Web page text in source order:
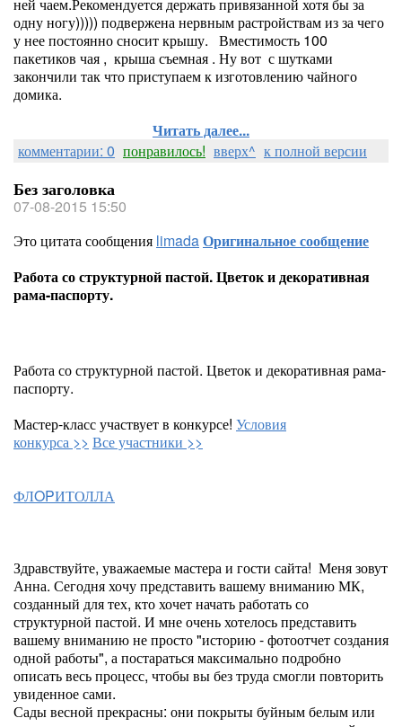
ней чаем.Рекомендуется держать привязанной хотя бы за
одну ногу))))) подвержена нервным растройствам из за чего
у нее постоянно сносит крышу. Вместимость 100
пакетиков чая , крыша съемная . Ну вот с шутками
закончили так что приступаем к изготовлению чайного
домика.
Читать далее...
комментарии: 0 понравилось! вверх^ к полной версии
Без заголовка
07-08-2015 15:50
Это цитата сообщения limadaОригинальное сообщение
Работа со структурной пастой. Цветок и декоративная
рама-паспорту.
Работа со структурной пастой. Цветок и декоративная рама-
паспорту.
Мастер-класс участвует в конкурсе! Условия
конкурса >> Все участники >>
ФЛOPИТОЛЛА
Здравствуйте, уважаемые мастера и гости сайта! Меня зовут
Анна. Сегодня хочу представить вашему вниманию МК,
созданный для тех, кто хочет начать работать со
структурной пастой. И мне очень хотелось представить
вашему вниманию не просто "историю - фотоотчет создания
одной работы", а постараться максимально подробно
описать весь процесс, чтобы вы без труда смогли повторить
увиденное сами.
Сады весной прекрасны: они покрыты буйным белым или